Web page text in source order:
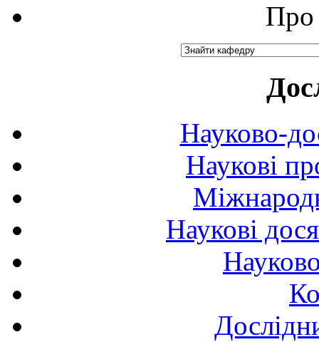
Про
Науково-
Наукові
Наукові